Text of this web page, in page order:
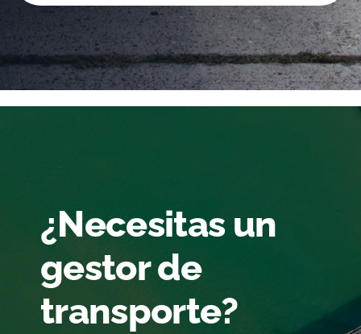
¿Necesitas un
gestor de
transporte?